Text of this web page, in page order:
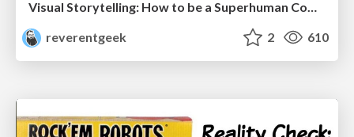
reverentgeek
2 610